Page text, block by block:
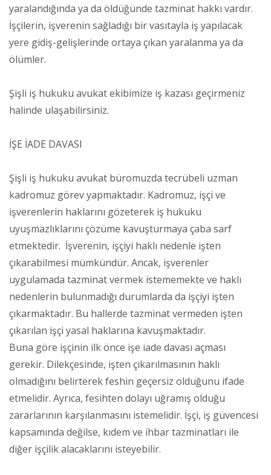
yaralandığında ya da öldüğünde tazminat hakkı vardır.
İşçilerin, işverenin sağladığı bir vasıtayla iş yapılacak
yere gidiş-gelişlerinde ortaya çıkan yaralanma ya da
ölümler.
Şişli iş hukuku avukat ekibimize iş kazası geçirmeniz
halinde ulaşabilirsiniz.
İŞE İADE DAVASI
Şişli iş hukuku avukat büromuzda tecrübeli uzman
kadromuz görev yapmaktadır. Kadromuz, işçi ve
işverenlerin haklarını gözeterek iş hukuku
uyuşmazlıklarını çözüme kavuşturmaya çaba sarf
etmektedir. İşverenin, işçiyi haklı nedenle işten
çıkarabilmesi mümkündür. Ancak, işverenler
uygulamada tazminat vermek istememekte ve haklı
nedenlerin bulunmadığı durumlarda da işçiyi işten
çıkarmaktadır. Bu hallerde tazminat vermeden işten
çıkarılan işçi yasal haklarına kavuşmaktadır.
Buna göre işçinin ilk önce işe iade davası açması
gerekir. Dilekçesinde, işten çıkarılmasının haklı
olmadığını belirterek feshin geçersiz olduğunu ifade
etmelidir. Ayrıca, fesihten dolayı uğramış olduğu
zararlarının karşılanmasını istemelidir. İşçi, iş güvencesi
kapsamında değilse, kıdem ve ihbar tazminatları ile
diğer işçilik alacaklarını isteyebilir.